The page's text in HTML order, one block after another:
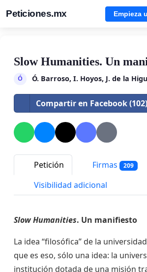
Peticiones.mx Empieza
Slow Humanities. Un
Ó Ó. Barroso, I. Hoyos, J. de la
Compartir en Facebook (102)
Petición Firmas 209
Visibilidad adicional
Slow Humanities. Un manifiesto
La idea “filosófica” de la
que es eso, sólo una idea: la
institución dotada de una misión